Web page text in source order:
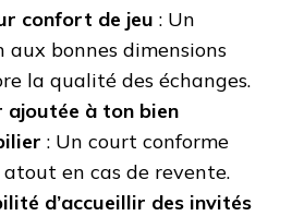
confort de jeu : Un
aux bonnes dimensions
la qualité des échanges.
ajoutée à ton bien
: Un court conforme
en cas de revente.
d’accueillir des invités